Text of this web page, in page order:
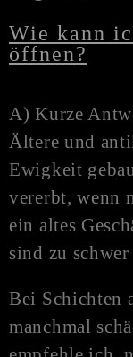
Wie kann
öffnen?
A) Kurze
Ältere und
Ewigkeit
vererbt, wenn
ein altes
sind zu
Bei Schichten
manchmal